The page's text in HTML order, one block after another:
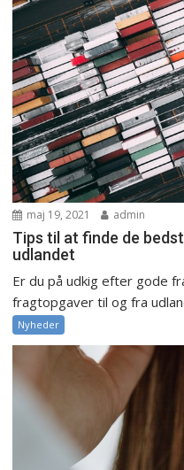
maj 19, 2021 admin
Tips til at finde de
udlandet
Er du på udkig efter gode
fragtopgaver til og fra
Nyheder